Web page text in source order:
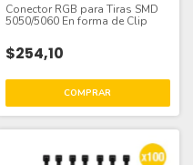
Conector RGB para Tiras SMD
5050/5060 En forma de Clip
$254,10